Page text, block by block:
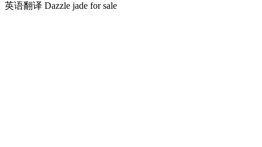
英语翻译 Dazzle jade for sale